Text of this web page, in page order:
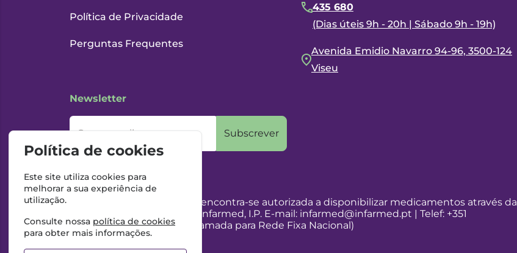
Política de Privacidade
Perguntas Frequentes
435 680
(Dias úteis 9h - 20h | Sábado 9h - 19h)
Avenida Emidio Navarro 94-96, 3500-124
Viseu
Newsletter
O seu email Subscrever
Esta Farmácia encontra-se autorizada a disponibilizar medicamentos através da
Internet, pelo Infarmed, I.P. E-mail: infarmed@infarmed.pt | Telef: +351
217987100 (Chamada para Rede Fixa Nacional)
Política de cookies
Este site utiliza cookies para
melhorar a sua experiência de
utilização.
Consulte nossa política de cookies
para obter mais informações.